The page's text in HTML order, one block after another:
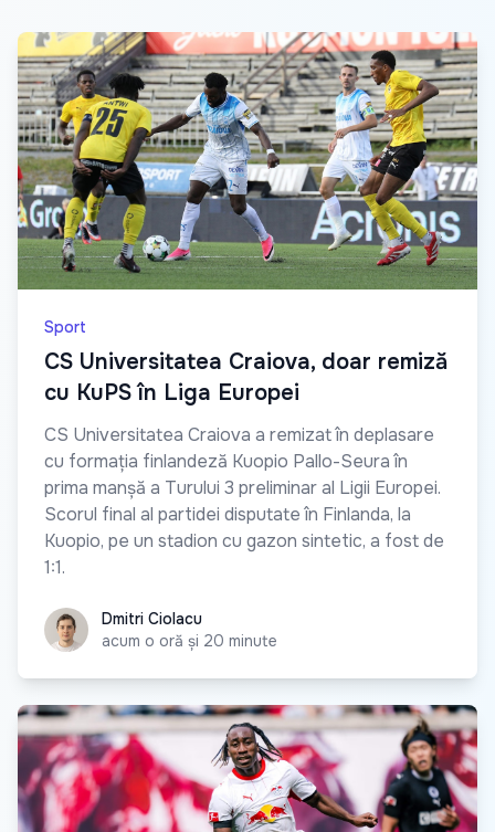
Sport
CS Universitatea Craiova, doar remiză
cu KuPS în Liga Europei
CS Universitatea Craiova a remizat în deplasare
cu formația finlandeză Kuopio Pallo-Seura în
prima manșă a Turului 3 preliminar al Ligii Europei.
Scorul final al partidei disputate în Finlanda, la
Kuopio, pe un stadion cu gazon sintetic, a fost de
1:1.
Dmitri Ciolacu
Dmitri Ciolacu
acum o oră și 20 minute